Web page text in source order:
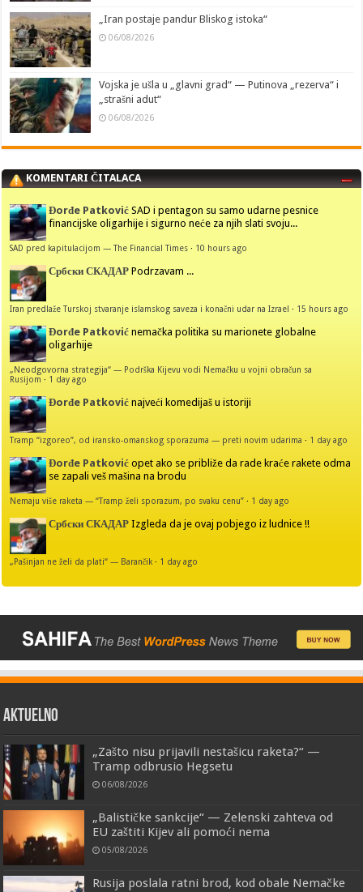
„Iran postaje pandur Bliskog istoka“
06/08/2026
Vojska je ušla u „glavni grad“ — Putinova „rezerva“ i
„strašni adut“
06/08/2026
KOMENTARI ČITALACA
Đorđe Patković SAD i pentagon su samo udarne pesnice
financijske oligarhije i sigurno neće za njih slati svoju...
SAD pred kapitulacijom — The Financial Times · 10 hours ago
Србски СКАДАР Podrzavam ...
Iran predlaže Turskoj stvaranje islamskog saveza i konačni udar na Izrael · 15 hours ago
Đorđe Patković nemačka politika su marionete globalne
oligarhije
„Neodgovorna strategija“ — Podrška Kijevu vodi Nemačku u vojni obračun sa
Rusijom · 1 day ago
Đorđe Patković najveći komedijaš u istoriji
Tramp “izgoreo”, od iransko-omanskog sporazuma — preti novim udarima · 1 day ago
Đorđe Patković opet ako se približe da rade kraće rakete odma
se zapali veš mašina na brodu
Nemaju više raketa — “Tramp želi sporazum, po svaku cenu” · 1 day ago
Србски СКАДАР Izgleda da je ovaj pobjego iz ludnice !!
„Pašinjan ne želi da plati“ — Barančik · 1 day ago
AKTUELNO
„Zašto nisu prijavili nestašicu raketa?“ —
Tramp odbrusio Hegsetu
06/08/2026
„Balističke sankcije“ — Zelenski zahteva od
EU zaštiti Kijev ali pomoći nema
05/08/2026
Rusija poslala ratni brod, kod obale Nemačke